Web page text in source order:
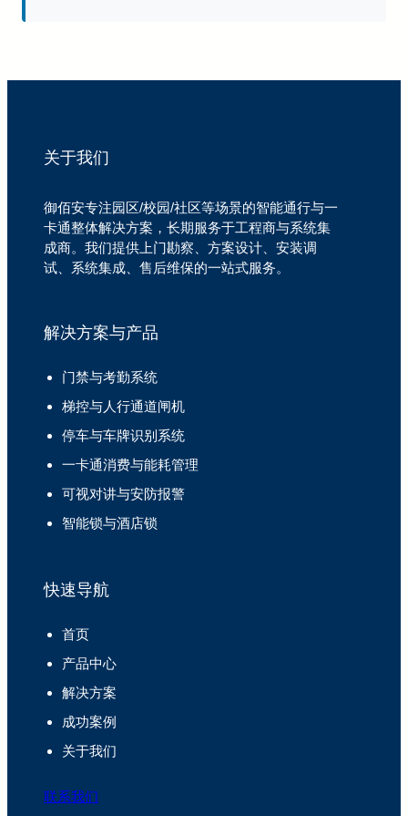
关于我们
御佰安专注园区/校园/社区等场景的智能通行与一
卡通整体解决方案，长期服务于工程商与系统集
成商。我们提供上门勘察、方案设计、安装调
试、系统集成、售后维保的一站式服务。
解决方案与产品
门禁与考勤系统
梯控与人行通道闸机
停车与车牌识别系统
一卡通消费与能耗管理
可视对讲与安防报警
智能锁与酒店锁
快速导航
首页
产品中心
解决方案
成功案例
关于我们
联系我们